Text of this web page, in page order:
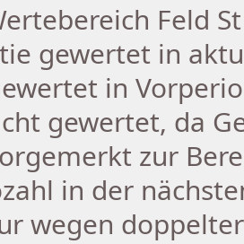
Feld
gewertet in
in
gewertet, da
zur
in der
wegen